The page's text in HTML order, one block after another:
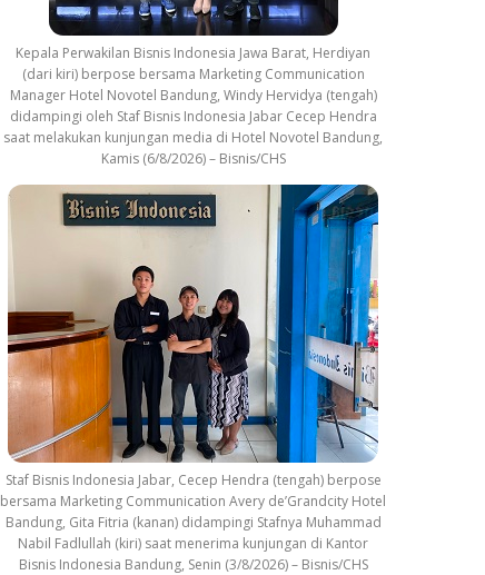
Kepala Perwakilan Bisnis Indonesia Jawa Barat, Herdiyan
(dari kiri) berpose bersama Marketing Communication
Manager Hotel Novotel Bandung, Windy Hervidya (tengah)
didampingi oleh Staf Bisnis Indonesia Jabar Cecep Hendra
saat melakukan kunjungan media di Hotel Novotel Bandung,
Kamis (6/8/2026) – Bisnis/CHS
Staf Bisnis Indonesia Jabar, Cecep Hendra (tengah) berpose
bersama Marketing Communication Avery de’Grandcity Hotel
Bandung, Gita Fitria (kanan) didampingi Stafnya Muhammad
Nabil Fadlullah (kiri) saat menerima kunjungan di Kantor
Bisnis Indonesia Bandung, Senin (3/8/2026) – Bisnis/CHS